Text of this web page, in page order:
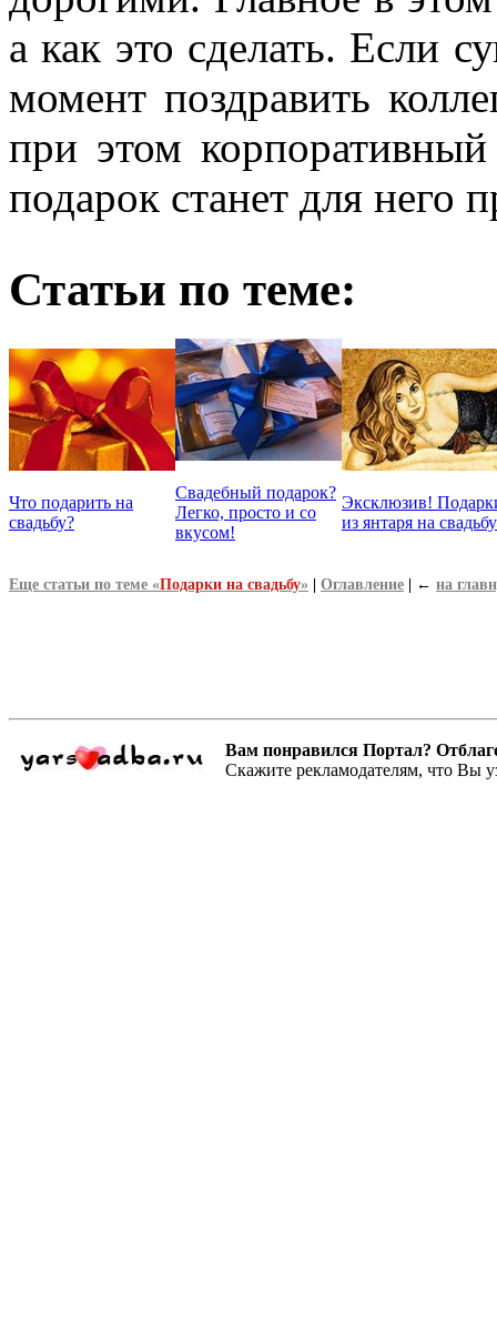
а как это сделать. Если
момент поздравить
при этом
подарок станет для
Статьи по теме:
Что подарить на
свадьбу?
Свадебный подарок?
Легко, просто и со
вкусом!
Эксклюзив!
из янтаря на свадьбу
Еще статьи по теме «Подарки на свадьбу» | Оглавление | ← на
Вам понравился Портал?
Скажите рекламодателям, что Вы